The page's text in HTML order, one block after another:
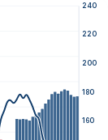
160
180
200
220
240